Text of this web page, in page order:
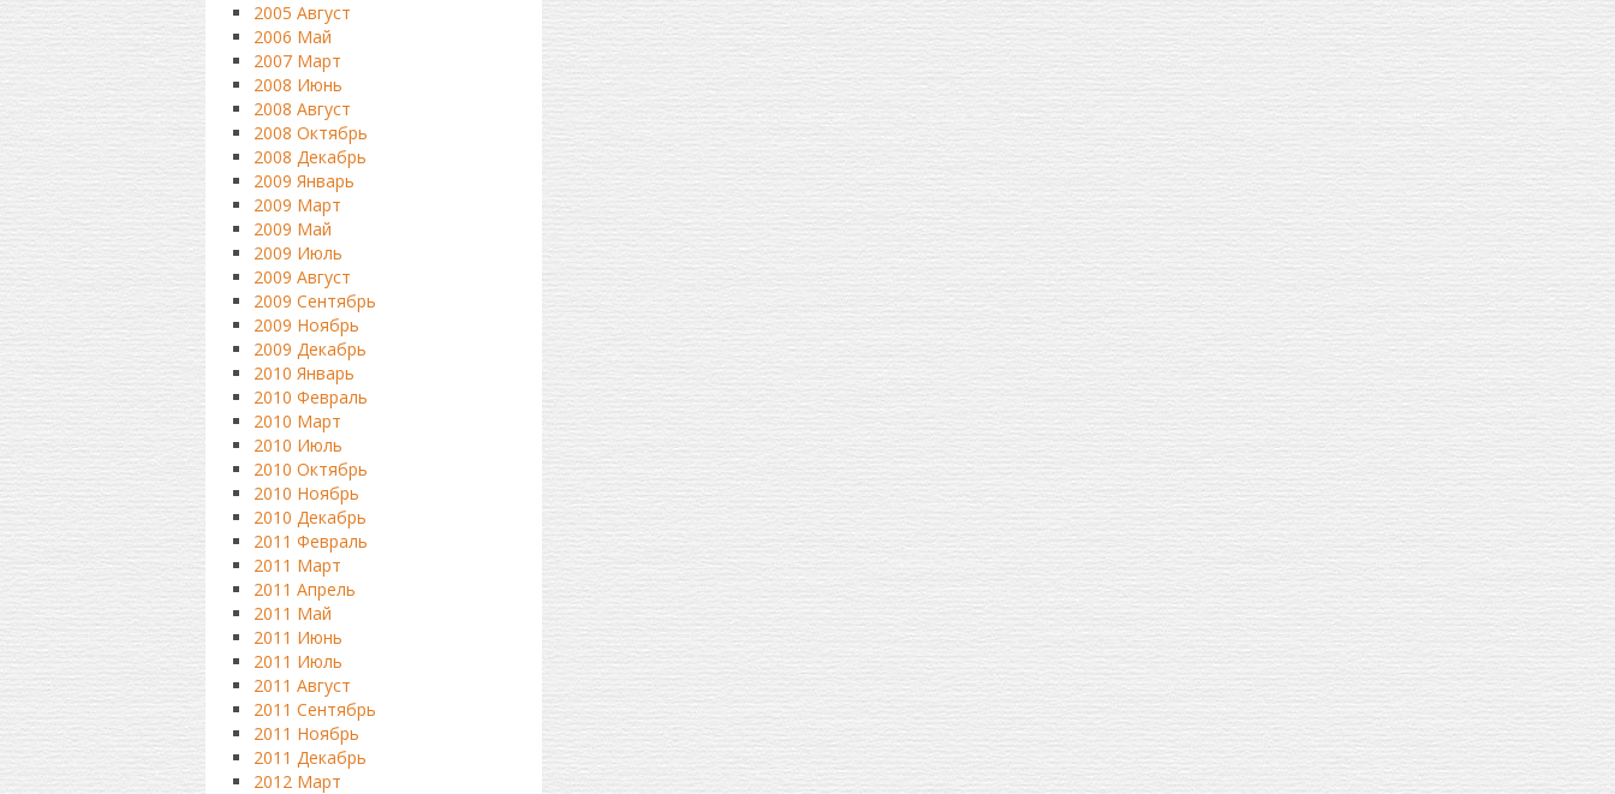
2005 Август
2006 Май
2007 Март
2008 Июнь
2008 Август
2008 Октябрь
2008 Декабрь
2009 Январь
2009 Март
2009 Май
2009 Июль
2009 Август
2009 Сентябрь
2009 Ноябрь
2009 Декабрь
2010 Январь
2010 Февраль
2010 Март
2010 Июль
2010 Октябрь
2010 Ноябрь
2010 Декабрь
2011 Февраль
2011 Март
2011 Апрель
2011 Май
2011 Июнь
2011 Июль
2011 Август
2011 Сентябрь
2011 Ноябрь
2011 Декабрь
2012 Март